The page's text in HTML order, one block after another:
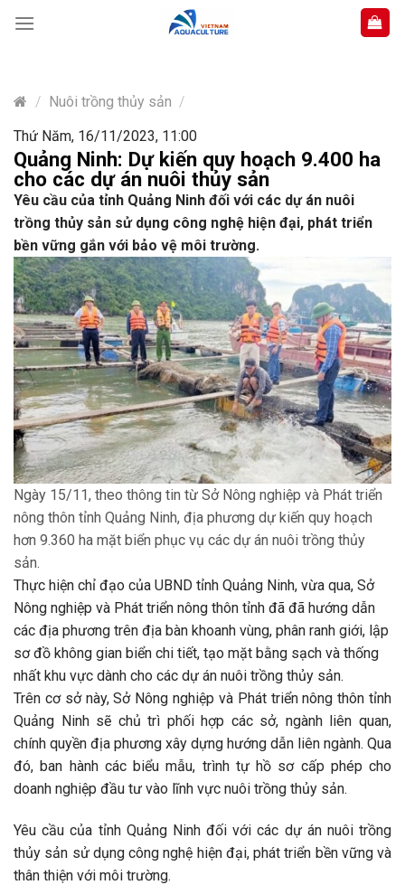
content
/ Nuôi trồng thủy sản /
Thứ Năm, 16/11/2023, 11:00
Quảng Ninh: Dự kiến quy hoạch 9.400 ha
cho các dự án nuôi thủy sản
Yêu cầu của tỉnh Quảng Ninh đối với các dự án nuôi
trồng thủy sản sử dụng công nghệ hiện đại, phát triển
bền vững gắn với bảo vệ môi trường.
Ngày 15/11, theo thông tin từ Sở Nông nghiệp và Phát triển
nông thôn tỉnh Quảng Ninh, địa phương dự kiến quy hoạch
hơn 9.360 ha mặt biển phục vụ các dự án nuôi trồng thủy
sản.
Thực hiện chỉ đạo của UBND tỉnh Quảng Ninh, vừa qua, Sở
Nông nghiệp và Phát triển nông thôn tỉnh đã đã hướng dẫn
các địa phương trên địa bàn khoanh vùng, phân ranh giới, lập
sơ đồ không gian biển chi tiết, tạo mặt bằng sạch và thống
nhất khu vực dành cho các dự án nuôi trồng thủy sản.
Trên cơ sở này, Sở Nông nghiệp và Phát triển nông thôn tỉnh
Quảng Ninh sẽ chủ trì phối hợp các sở, ngành liên quan,
chính quyền địa phương xây dựng hướng dẫn liên ngành. Qua
đó, ban hành các biểu mẫu, trình tự hồ sơ cấp phép cho
doanh nghiệp đầu tư vào lĩnh vực nuôi trồng thủy sản.
Yêu cầu của tỉnh Quảng Ninh đối với các dự án nuôi trồng
thủy sản sử dụng công nghệ hiện đại, phát triển bền vững và
thân thiện với môi trường.